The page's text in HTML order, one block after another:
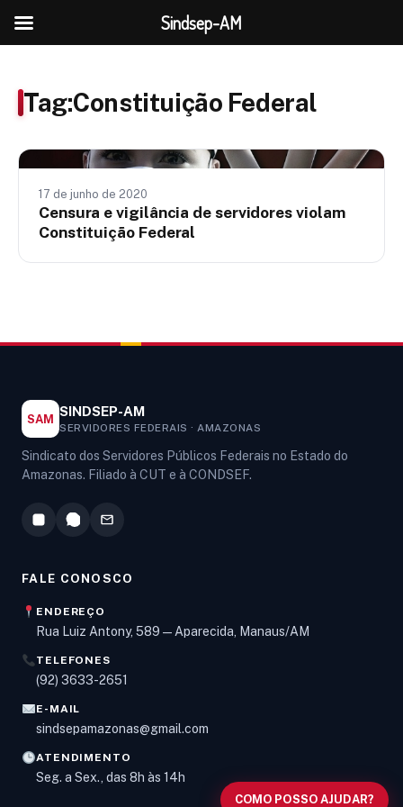
Tag:Constituição Federal
Notícias
17 de junho de 2020
Censura e vigilância de servidores violam
Constituição Federal
SAM SINDSEP-AM
SERVIDORES FEDERAIS · AMAZONAS
Sindicato dos Servidores Públicos Federais no Estado do
Amazonas. Filiado à CUT e à CONDSEF.
FALE CONOSCO
ENDEREÇO
Rua Luiz Antony, 589 — Aparecida, Manaus/AM
TELEFONES
(92) 3633-2651
E-MAIL
sindsepamazonas@gmail.com
ATENDIMENTO
Seg. a Sex., das 8h às 14h
COMO POSSO AJUDAR?
Olá! Digite um assunto e vou buscar em nossas
Sindsep-AM